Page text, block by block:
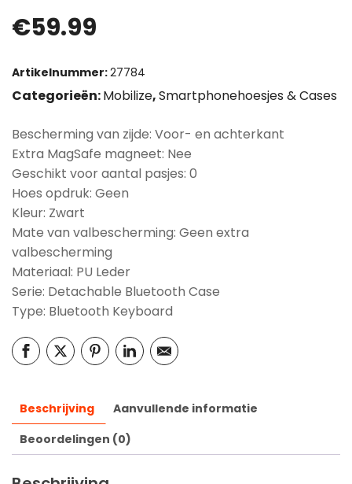
€59.99
Artikelnummer:27784
Categorieën:Mobilize,Smartphonehoesjes & Cases
Bescherming van zijde: Voor- en achterkant
Extra MagSafe magneet: Nee
Geschikt voor aantal pasjes: 0
Hoes opdruk: Geen
Kleur: Zwart
Mate van valbescherming: Geen extra
valbescherming
Materiaal: PU Leder
Serie: Detachable Bluetooth Case
Type: Bluetooth Keyboard
Beschrijving
Aanvullende informatie
Beoordelingen (0)